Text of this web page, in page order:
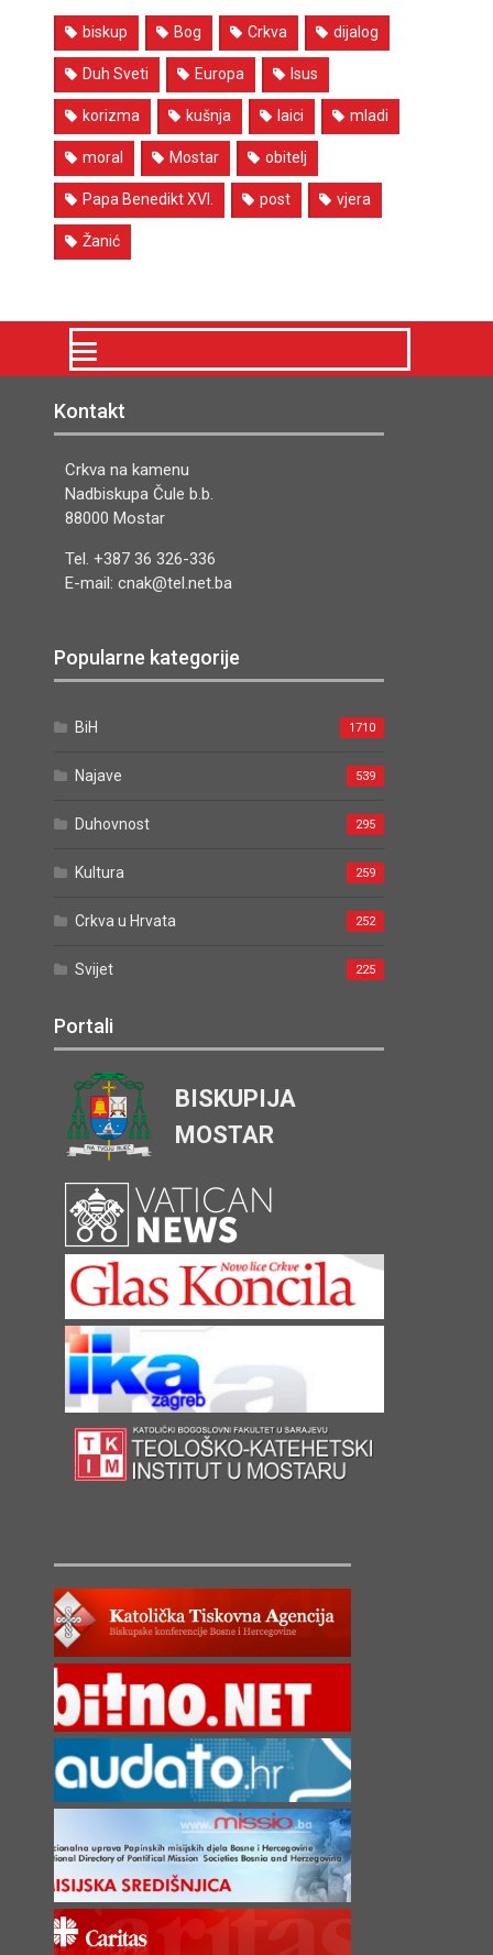
biskup Bog Crkva dijalog
Duh Sveti Europa Isus
korizma kušnja laici mladi
moral Mostar obitelj
Papa Benedikt XVI. post vjera
Žanić
Kontakt
Crkva na kamenu
Nadbiskupa Čule b.b.
88000 Mostar
Tel. +387 36 326-336
E-mail: cnak@tel.net.ba
Popularne kategorije
BiH 1710
Najave 539
Duhovnost 295
Kultura 259
Crkva u Hrvata 252
Svijet 225
Portali
BISKUPIJA
MOSTAR